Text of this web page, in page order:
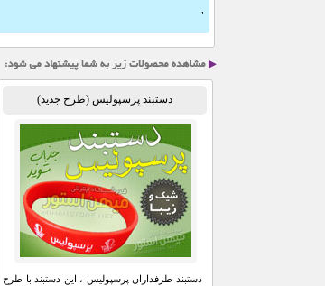
دستبند پرسپولیس (طرح جدید)
دستبند طرفداران پرسپولیس ، این دستبند با طرح